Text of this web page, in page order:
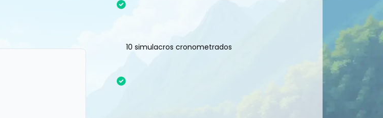
10 simulacros cronometrados